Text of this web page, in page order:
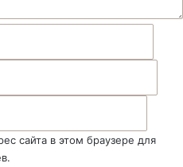
сайта в этом браузере для